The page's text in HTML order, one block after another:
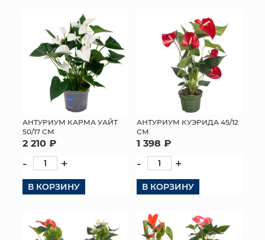
ИСКУССТВЕННЫЕ ЦВЕТЫ
ПАКЕТЫ И СУМКИ
ПОДАРОЧНЫЕ КАРТЫ
ОПТОВЫМ КЛИЕНТАМ
ДОСТАВКА И ОПЛАТА
КОНТАКТЫ
АНТУРИУМ КАРМА УАЙТ
50/17 СМ
2 210 ₽
- +
В КОРЗИНУ
АНТУРИУМ КУЭРИДА 45/12
СМ
1 398 ₽
- +
В КОРЗИНУ